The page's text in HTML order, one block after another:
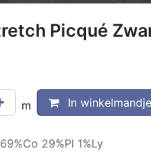
Picqué
m In winkelmandje
69%Co 29%Pl 1%Ly